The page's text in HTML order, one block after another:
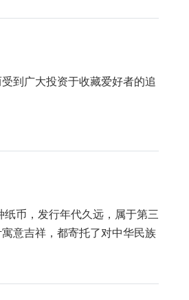
到广大投资于收藏爱好者的追
币，发行年代久远，属于第三
意吉祥，都寄托了对中华民族